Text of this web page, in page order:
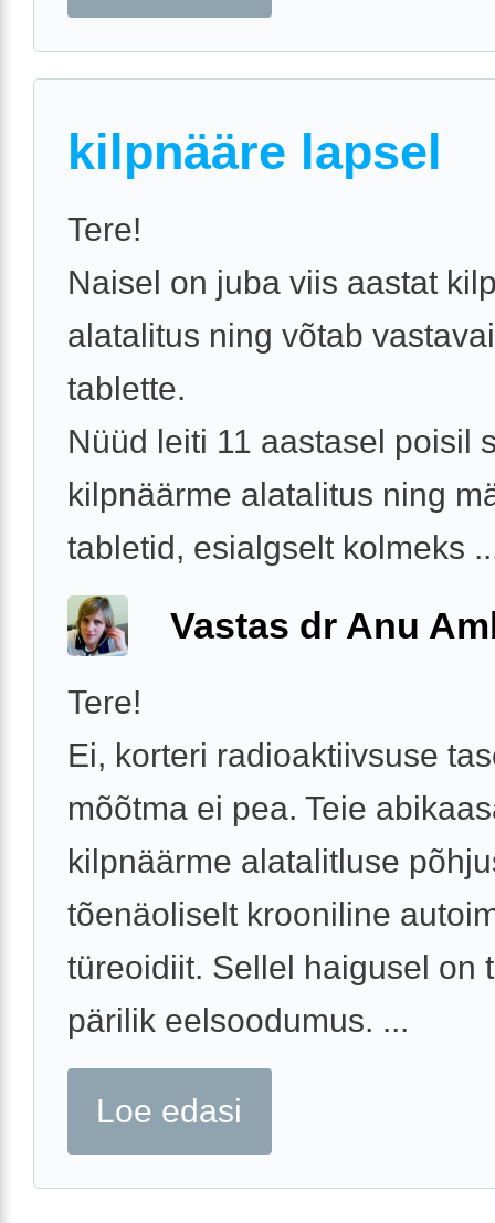
kilpnääre lapsel
Tere!
Naisel on juba viis aastat
alatalitus ning võtab
tablette.
Nüüd leiti 11 aastasel poisil
kilpnäärme alatalitus ning
tabletid, esialgselt kolmeks
Vastas dr Anu
Tere!
Ei, korteri radioaktiivsuse
mõõtma ei pea. Teie
kilpnäärme alatalitluse
tõenäoliselt krooniline
türeoidiit. Sellel haigusel on
pärilik eelsoodumus. ...
Loe edasi